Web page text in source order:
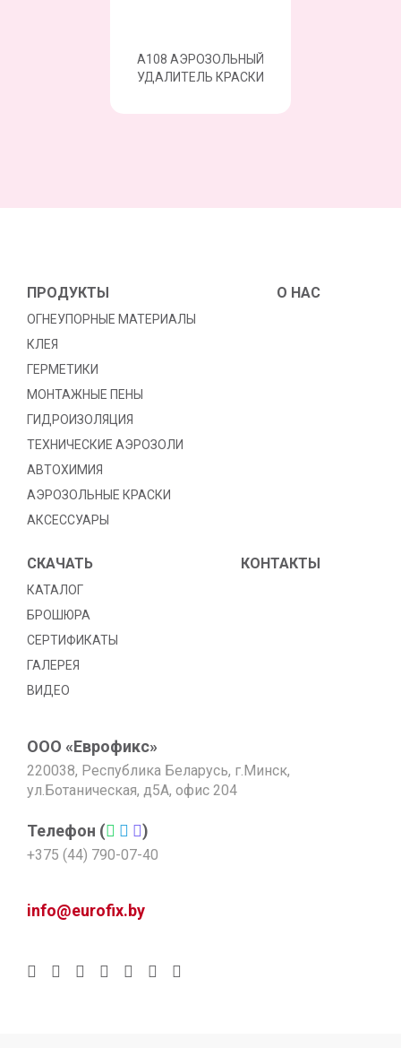
А108 АЭРОЗОЛЬНЫЙ
УДАЛИТЕЛЬ КРАСКИ
ПРОДУКТЫ
ОГНЕУПОРНЫЕ МАТЕРИАЛЫ
КЛЕЯ
ГЕРМЕТИКИ
МОНТАЖНЫЕ ПЕНЫ
ГИДРОИЗОЛЯЦИЯ
TЕХНИЧЕСКИЕ АЭРОЗОЛИ
АВТОХИМИЯ
АЭРОЗОЛЬНЫЕ КРАСКИ
АКСЕССУАРЫ
O HAC
СКАЧАТЬ
КАТАЛОГ
БРОШЮРА
СЕРТИФИКАТЫ
ГАЛЕРЕЯ
ВИДЕО
КОНТАКТЫ
ООО «Еврофикс»
220038, Республика Беларусь, г.Минск,
ул.Ботаническая, д5А, офис 204
Телефон ( )
+375 (44) 790-07-40
info@eurofix.by